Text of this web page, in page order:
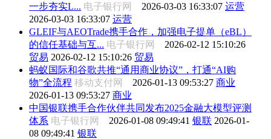
一步夯实L... 电子银行网 2026-03-03 16:33:07 运营
2026-03-03 16:33:07 运营
GLEIF与AEOTrade携手合作，加强电子提单（eBL）
的信任基础与互... 电子银行网 2026-02-12 15:10:26
贸易 2026-02-12 15:10:26 贸易
蚂蚁国际和谷歌共推“通用商业协议”，打通“AI购
物”全流程 移动支付网 2026-01-13 09:53:27 商业
2026-01-13 09:53:27 商业
中国银联携手合作伙伴共同发布2025金融大模型评测
体系 电子银行网 2026-01-08 09:49:41 银联 2026-01-
08 09:49:41 银联